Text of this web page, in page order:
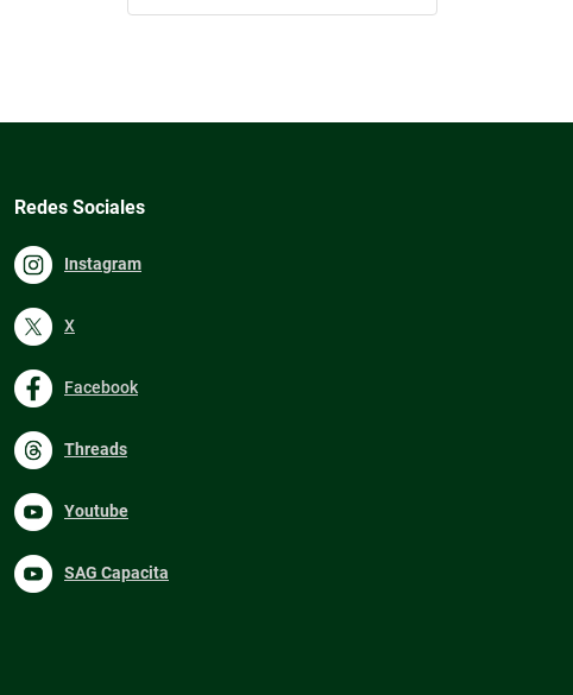
Redes Sociales
Instagram
X
Facebook
Threads
Youtube
SAG Capacita